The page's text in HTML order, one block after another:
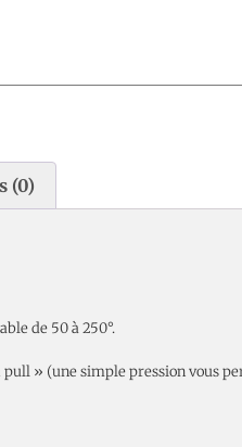
(0)
de 50 à 250°.
» (une simple pression vous